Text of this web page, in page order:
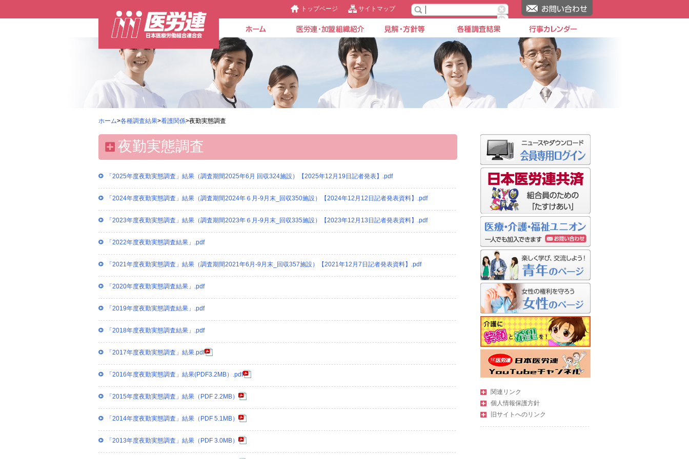
トップページ サイトマップ
ホーム>各種調査結果>看護関係>夜勤実態調査
夜勤実態調査
「2025年度夜勤実態調査」結果（調査期間2025年6月 回収324施設）【2025年12月19日記者発表】.pdf
「2024年度夜勤実態調査」結果（調査期間2024年６月-9月末_回収350施設）【2024年12月12日記者発表資料】.pdf
「2023年度夜勤実態調査」結果（調査期間2023年６月-9月末_回収335施設）【2023年12月13日記者発表資料】.pdf
「2022年度夜勤実態調査結果」.pdf
「2021年度夜勤実態調査」結果（調査期間2021年6月-9月末_回収357施設）【2021年12月7日記者発表資料】.pdf
「2020年度夜勤実態調査結果」.pdf
「2019年度夜勤実態調査結果」.pdf
「2018年度夜勤実態調査結果」.pdf
「2017年度夜勤実態調査」結果.pdf
「2016年度夜勤実態調査」結果(PDF3.2MB）.pdf
「2015年度夜勤実態調査」結果（PDF 2.2MB）
「2014年度夜勤実態調査」結果（PDF 5.1MB）
「2013年度夜勤実態調査」結果（PDF 3.0MB）
関連リンク
個人情報保護方針
旧サイトへのリンク